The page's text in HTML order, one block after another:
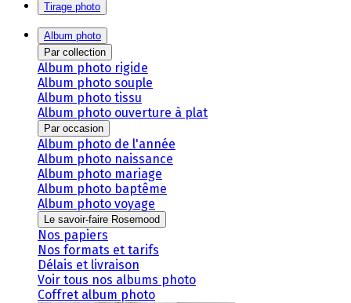
Tirage photo
Album photo
Par collection
Album photo rigide
Album photo souple
Album photo tissu
Album photo ouverture à plat
Par occasion
Album photo de l'année
Album photo naissance
Album photo mariage
Album photo baptême
Album photo voyage
Le savoir-faire Rosemood
Nos papiers
Nos formats et tarifs
Délais et livraison
Voir tous nos albums photo
Coffret album photo